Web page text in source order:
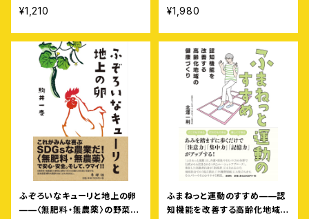
ット5］
¥1,210 ¥1,980
ふぞろいなキューリと地上の卵
——〈無肥料・無農薬〉の野菜と
ふまねっと運動のすすめ——認
知機能を改善する高齢化地域の